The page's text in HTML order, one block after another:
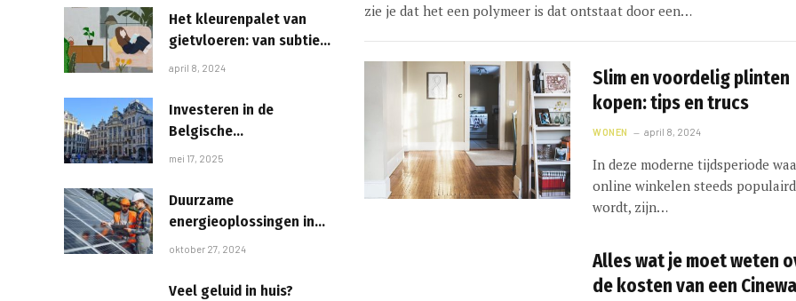
Het kleurenpalet van
gietvloeren: van subtiele
nuances tot krachtige
april 8, 2024
Investeren in de
Belgische
vastgoedmarkt: kansen
mei 17, 2025
Duurzame
energieoplossingen in
Venlo: alles over
oktober 27, 2024
Veel geluid in huis?
zie je dat het een polymeer is dat ontstaat door een…
Slim en voordelig plinten
kopen: tips en trucs
WONEN april 8, 2024
In deze moderne tijdsperiode
online winkelen steeds
wordt, zijn…
Alles wat je moet weten
de kosten van een